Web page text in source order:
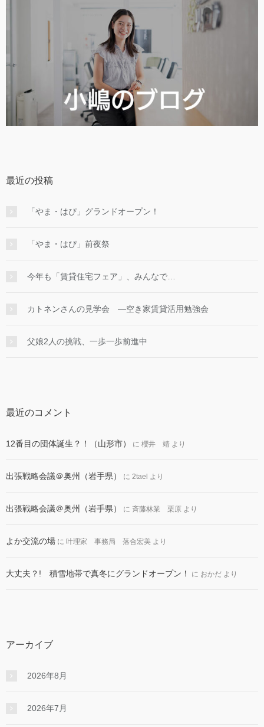
最近の投稿
「やま・はぴ」グランドオープン！
「やま・はぴ」前夜祭
今年も「賃貸住宅フェア」、みんなで…
カトネンさんの見学会 ―空き家賃貸活用勉強会
父娘2人の挑戦、一歩一歩前進中
最近のコメント
12番目の団体誕生？！（山形市） に 櫻井 靖 より
出張戦略会議＠奥州（岩手県） に 2tael より
出張戦略会議＠奥州（岩手県） に 斉藤林業 栗原 より
よか交流の場 に 叶理家 事務局 落合宏美 より
大丈夫？! 積雪地帯で真冬にグランドオープン！ に おかだ より
アーカイブ
2026年8月
2026年7月